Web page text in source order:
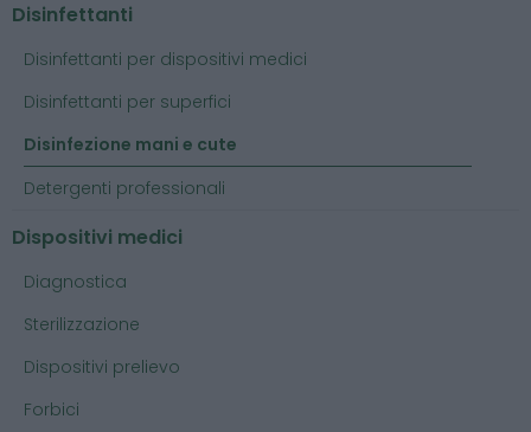
Disinfettanti
Disinfettanti per dispositivi medici
Disinfettanti per superfici
Disinfezione mani e cute
Detergenti professionali
Dispositivi medici
Diagnostica
Sterilizzazione
Dispositivi prelievo
Forbici